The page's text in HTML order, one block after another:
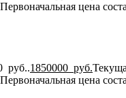
Первоначальная цена
руб..1850000 руб.
Первоначальная цена